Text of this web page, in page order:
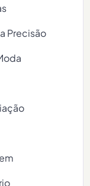
Precisão